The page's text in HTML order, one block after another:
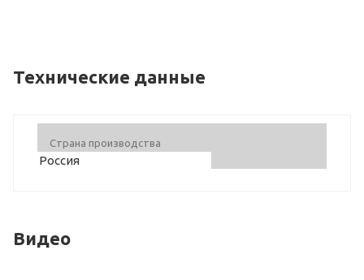
Технические данные
Страна производства
Россия
Видео